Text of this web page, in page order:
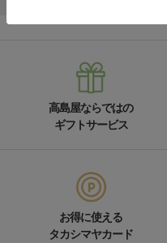
高島屋ならではの
ギフトサービス
お得に使える
タカシマヤカード